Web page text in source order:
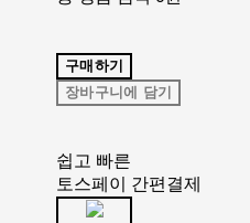
구매하기
장바구니에 담기
쉽고 빠른
토스페이 간편결제